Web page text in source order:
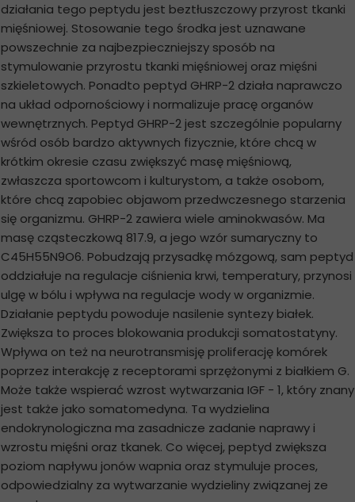
działania tego peptydu jest beztłuszczowy przyrost tkanki
mięśniowej. Stosowanie tego środka jest uznawane
powszechnie za najbezpieczniejszy sposób na
stymulowanie przyrostu tkanki mięśniowej oraz mięśni
szkieletowych. Ponadto peptyd GHRP-2 działa naprawczo
na układ odpornościowy i normalizuje pracę organów
wewnętrznych. Peptyd GHRP-2 jest szczególnie popularny
wśród osób bardzo aktywnych fizycznie, które chcą w
krótkim okresie czasu zwiększyć masę mięśniową,
zwłaszcza sportowcom i kulturystom, a także osobom,
które chcą zapobiec objawom przedwczesnego starzenia
się organizmu. GHRP-2 zawiera wiele aminokwasów. Ma
masę cząsteczkową 817.9, a jego wzór sumaryczny to
C45H55N9O6. Pobudzają przysadkę mózgową, sam peptyd
oddziałuje na regulacje ciśnienia krwi, temperatury, przynosi
ulgę w bólu i wpływa na regulacje wody w organizmie.
Działanie peptydu powoduje nasilenie syntezy białek.
Zwiększa to proces blokowania produkcji somatostatyny.
Wpływa on też na neurotransmisję proliferację komórek
poprzez interakcję z receptorami sprzężonymi z białkiem G.
Może także wspierać wzrost wytwarzania IGF - 1, który znany
jest także jako somatomedyna. Ta wydzielina
endokrynologiczna ma zasadnicze zadanie naprawy i
wzrostu mięśni oraz tkanek. Co więcej, peptyd zwiększa
poziom napływu jonów wapnia oraz stymuluje proces,
odpowiedzialny za wytwarzanie wydzieliny związanej ze